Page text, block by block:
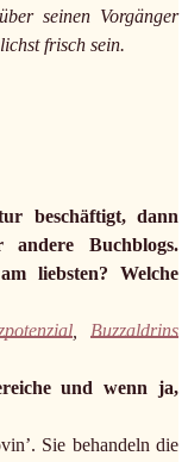
seinen Vorgänger
frisch sein.
beschäftigt, dann
Buchblogs.
liebsten? Welche
Buzzaldrins
und wenn ja,
Sie behandeln die